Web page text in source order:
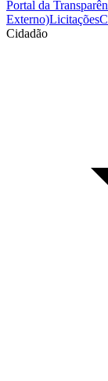
Portal da
Externo)Licitações
Cidadão